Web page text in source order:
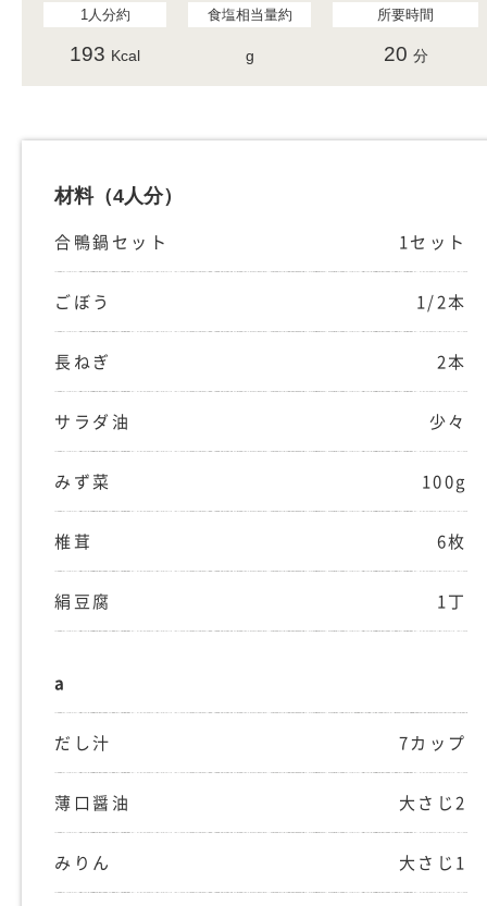
1人分約
193 Kcal
食塩相当量約
g
所要時間
20 分
材料（4人分）
合鴨鍋セット 1セット
ごぼう 1/2本
長ねぎ 2本
サラダ油 少々
みず菜 100g
椎茸 6枚
絹豆腐 1丁
a
だし汁 7カップ
薄口醤油 大さじ2
みりん 大さじ1